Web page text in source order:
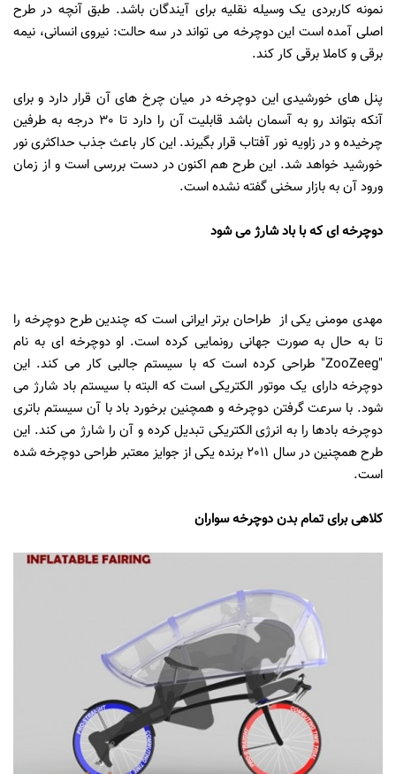
نمونه کاربردی یک وسیله نقلیه برای آیندگان باشد. طبق آنچه در طرح
اصلی آمده است این دوچرخه می تواند در سه حالت: نیروی انسانی، نیمه
برقی و کاملا برقی کار کند.
پنل های خورشیدی این دوچرخه در میان چرخ های آن قرار دارد و برای
آنکه بتواند رو به آسمان باشد قابلیت آن را دارد تا 30 درجه به طرفین
چرخیده و در زاویه نور آفتاب قرار بگیرند. این کار باعث جذب حداکثری نور
خورشید خواهد شد. این طرح هم اکنون در دست بررسی است و از زمان
ورود آن به بازار سخنی گفته نشده است.
دوچرخه ای که با باد شارژ می شود
مهدی مومنی یکی از طراحان برتر ایرانی است که چندین طرح دوچرخه را
تا به حال به صورت جهانی رونمایی کرده است. او دوچرخه ای به نام
"ZooZeeg" طراحی کرده است که با سیستم جالبی کار می کند. این
دوچرخه دارای یک موتور الکتریکی است که البته با سیستم باد شارژ می
شود. با سرعت گرفتن دوچرخه و همچنین برخورد باد با آن سیستم باتری
دوچرخه بادها را به انرژی الکتریکی تبدیل کرده و آن را شارژ می کند. این
طرح همچنین در سال 2011 برنده یکی از جوایز معتبر طراحی دوچرخه شده
است.
کلاهی برای تمام بدن دوچرخه سواران